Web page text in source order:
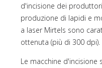
d'incisione dei
produzione di lapidi e
a laser Mirtels sono
ottenuta (più di 300 dpi).
Le macchine